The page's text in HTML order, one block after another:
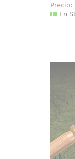
Precio:
En
Las